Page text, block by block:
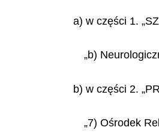
a) w części 1.
„b)
b) w części 2.
„7) Ośrodek